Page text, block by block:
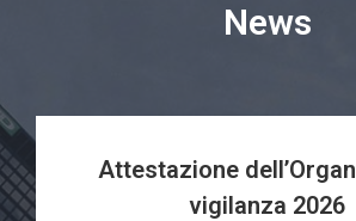
News
Attestazione
vigilanza 2026